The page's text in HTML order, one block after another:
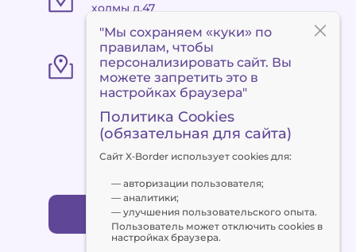
холмы д.47
«Пункт выдачи Метро
«Сокольники» ул. Маленковская 32,
стр. 3
client@x-border.ru
Заказать обратный звонок
"Мы сохраняем «куки» по
правилам, чтобы
персонализировать сайт. Вы
можете запретить это в
настройках браузера"
Политика Cookies
(обязательная для сайта)
Сайт X‑Border использует cookies для:
— авторизации пользователя;
— аналитики;
— улучшения пользовательского опыта.
Пользователь может отключить cookies в
настройках браузера.